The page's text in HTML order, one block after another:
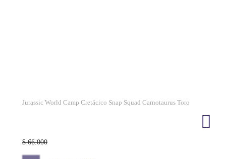
Jurassic World Camp Cretácico Snap Squad Carnotaurus Toro
$ 66.000